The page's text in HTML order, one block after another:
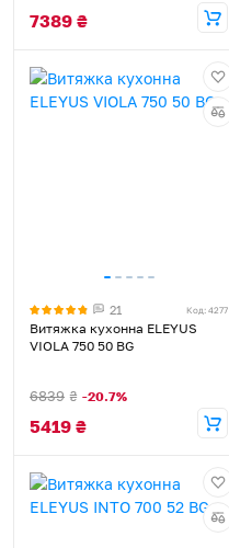
7389 ₴
21 Код: 4277
Витяжка кухонна ELEYUS
VIOLA 750 50 BG
6839 ₴ -20.7%
5419 ₴